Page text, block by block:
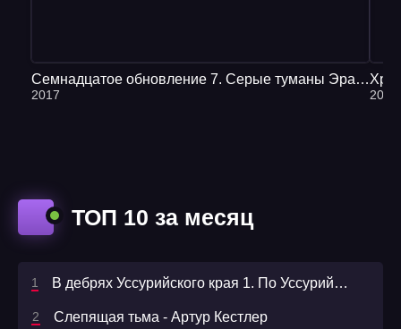
ТОП 10 за месяц
В дебрях Уссурийского края 1. По Уссурийскому краю - Владимир Арсеньев
Слепящая тьма - Артур Кестлер
Семнадцатое обновление 7. Серые туманы Эрантии - Георгий Смородинский
2017 2016